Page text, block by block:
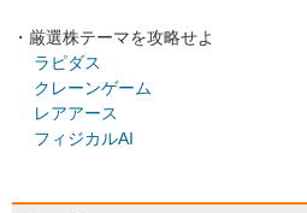
・厳選株テーマを攻略せよ
ラピダス
クレーンゲーム
レアアース
フィジカルAI